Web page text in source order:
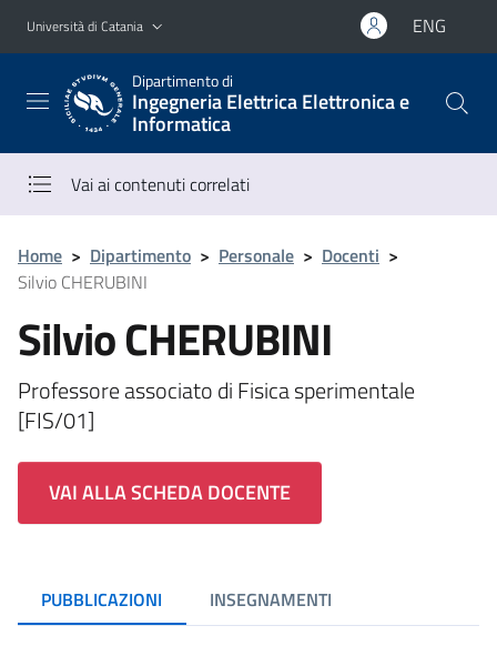
Vai al contenuto principale
Vai al menu di navigazione
Università di Catania ENG
Dipartimento di
Ingegneria Elettrica Elettronica e
Informatica
Vai ai contenuti correlati
Home > Dipartimento > Personale > Docenti >
Silvio CHERUBINI
Silvio CHERUBINI
Professore associato di Fisica sperimentale
[FIS/01]
VAI ALLA SCHEDA DOCENTE
PUBBLICAZIONI INSEGNAMENTI